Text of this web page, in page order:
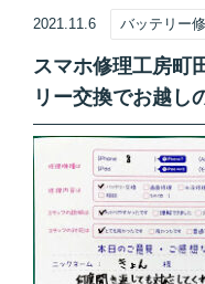
2021.11.6 バッテリー
スマホ修理工房町
リー交換でお越し